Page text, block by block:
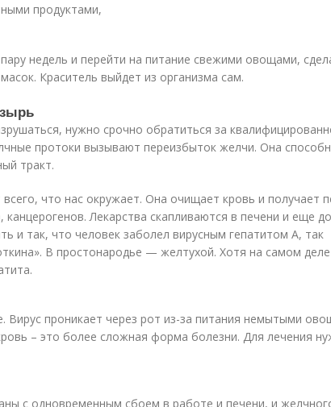
продуктами,
недель и перейти на питание свежими овощами,
Краситель выйдет из организма сам.
нужно срочно обратиться за
протоки вызывают переизбыток желчи. Она
тракт.
что нас окружает. Она очищает кровь и получает
канцерогенов. Лекарства скапливаются в печени и еще
и так, что человек заболел вирусным гепатитом А, так
В простонародье — желтухой. Хотя на самом деле
Вирус проникает через рот из-за питания немытыми
– это более сложная форма болезни. Для лечения
с одновременным сбоем в работе и печени, и